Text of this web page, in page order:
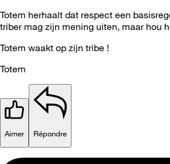
Totem herhaalt dat respect een
triber mag zijn mening uiten, maar hou
Totem waakt op zijn tribe !
Totem
Aimer Répondre